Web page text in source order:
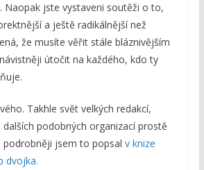
Naopak jste vystaveni soutěži o to,
a ještě radikálnější než
že musíte věřit stále bláznivějším
útočit na každého, kdo ty
Takhle svět velkých redakcí,
podobných organizací prostě
podrobněji jsem to popsal v knize
dvojka.